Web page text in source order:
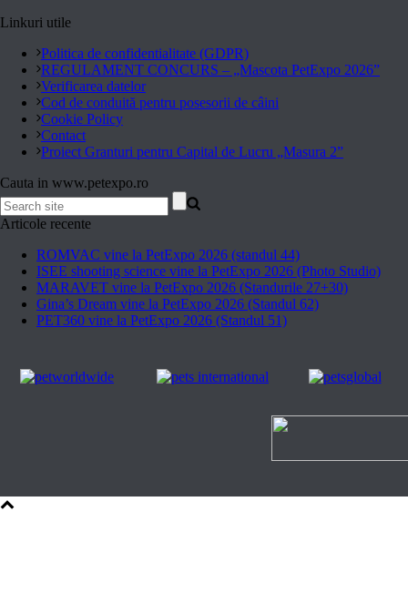
Linkuri utile
Politica de confidentialitate (GDPR)
REGULAMENT CONCURS – „Mascota PetExpo 2026”
Verificarea datelor
Cod de conduită pentru posesorii de câini
Cookie Policy
Contact
Proiect Granturi pentru Capital de Lucru „Masura 2”
Cauta in www.petexpo.ro
Articole recente
ROMVAC vine la PetExpo 2026 (standul 44)
ISEE shooting science vine la PetExpo 2026 (Photo Studio)
MARAVET vine la PetExpo 2026 (Standurile 27+30)
Gina’s Dream vine la PetExpo 2026 (Standul 62)
PET360 vine la PetExpo 2026 (Standul 51)